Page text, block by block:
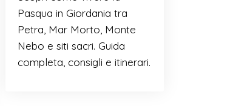
Pasqua in Giordania tra
Petra, Mar Morto, Monte
Nebo e siti sacri. Guida
completa, consigli e itinerari.